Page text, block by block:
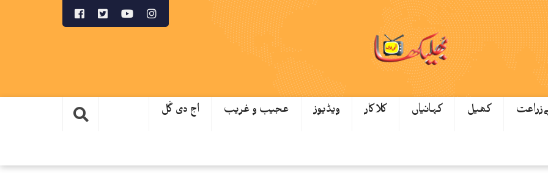
کھیل کہانیاں کلاکار ویڈیوز عجیب و غریب اج دی گَل